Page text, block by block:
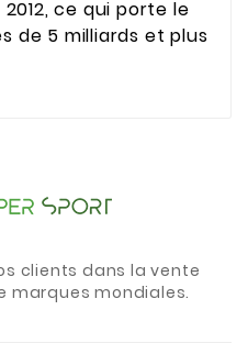
ce qui porte le
de 5 milliards et plus
clients dans la vente
marques mondiales.